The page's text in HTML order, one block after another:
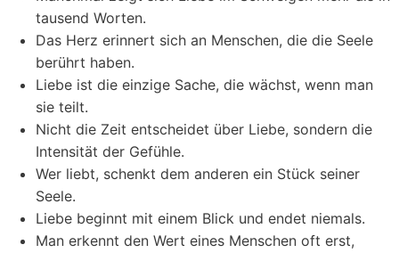
tausend Worten.
Das Herz erinnert sich an Menschen, die die Seele
berührt haben.
Liebe ist die einzige Sache, die wächst, wenn man
sie teilt.
Nicht die Zeit entscheidet über Liebe, sondern die
Intensität der Gefühle.
Wer liebt, schenkt dem anderen ein Stück seiner
Seele.
Liebe beginnt mit einem Blick und endet niemals.
Man erkennt den Wert eines Menschen oft erst,